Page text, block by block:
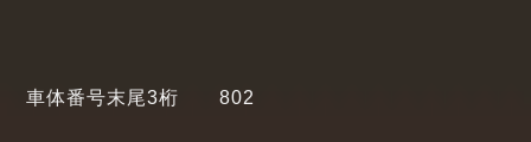
車体番号末尾3桁 802